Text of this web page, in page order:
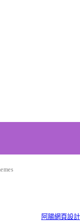
阿腸網頁設計